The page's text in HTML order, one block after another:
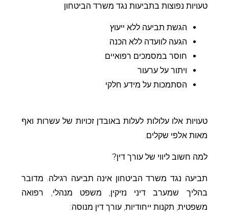
טעויות נפוצות בתביעות נגד משרד הביטחון
הגשת תביעה ללא ייעוץ
הגעה לוועדה ללא הכנה
חוסר במסמכים רפואיים
ויתור על ערעור
הסתמכות על מידע חלקי
טעויות אלו עלולות לעלות באובדן זכויות של עשרות ואף
מאות אלפי שקלים.
למה חשוב ליווי של עורך דין?
תביעה נגד משרד הביטחון אינה תביעה רגילה. מדובר
בהליך שמערב דיני נזיקין, משפט מנהלי, רפואה
משפטית, תקנות ייחודיות, עורך דין מנוסה: